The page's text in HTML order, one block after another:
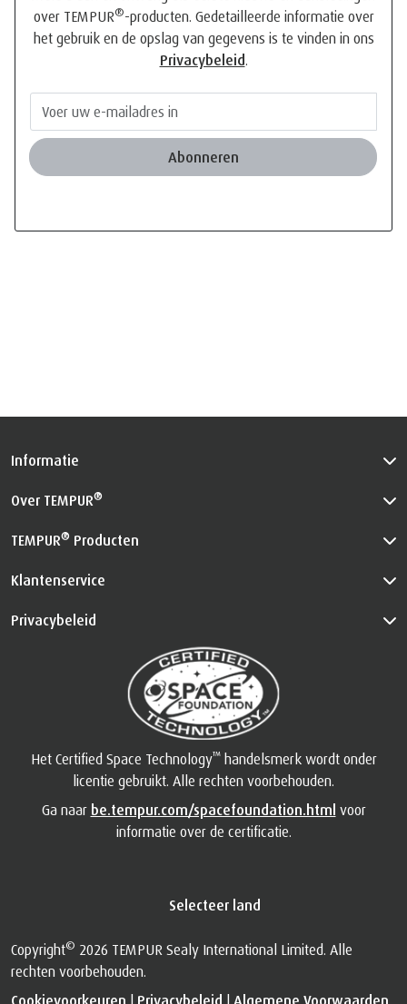
Het Certified Space Technology
Ga naarbe.tempur.com/spacefoundation.html
informatie over de certificatie.
Selecteer land
Copyright©2026 TEMPUR Sealy International Limited. Alle
rechten voorbehouden.
Cookievoorkeuren | Privacybeleid | Algemene Voorwaarden